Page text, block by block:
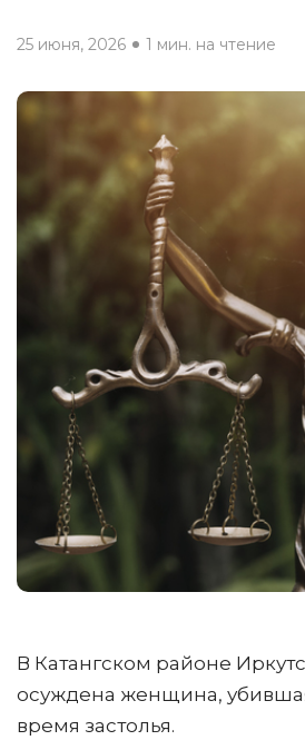
25 июня, 2026 1 мин. на чтение
В Катангском районе
осуждена женщина,
время застолья.